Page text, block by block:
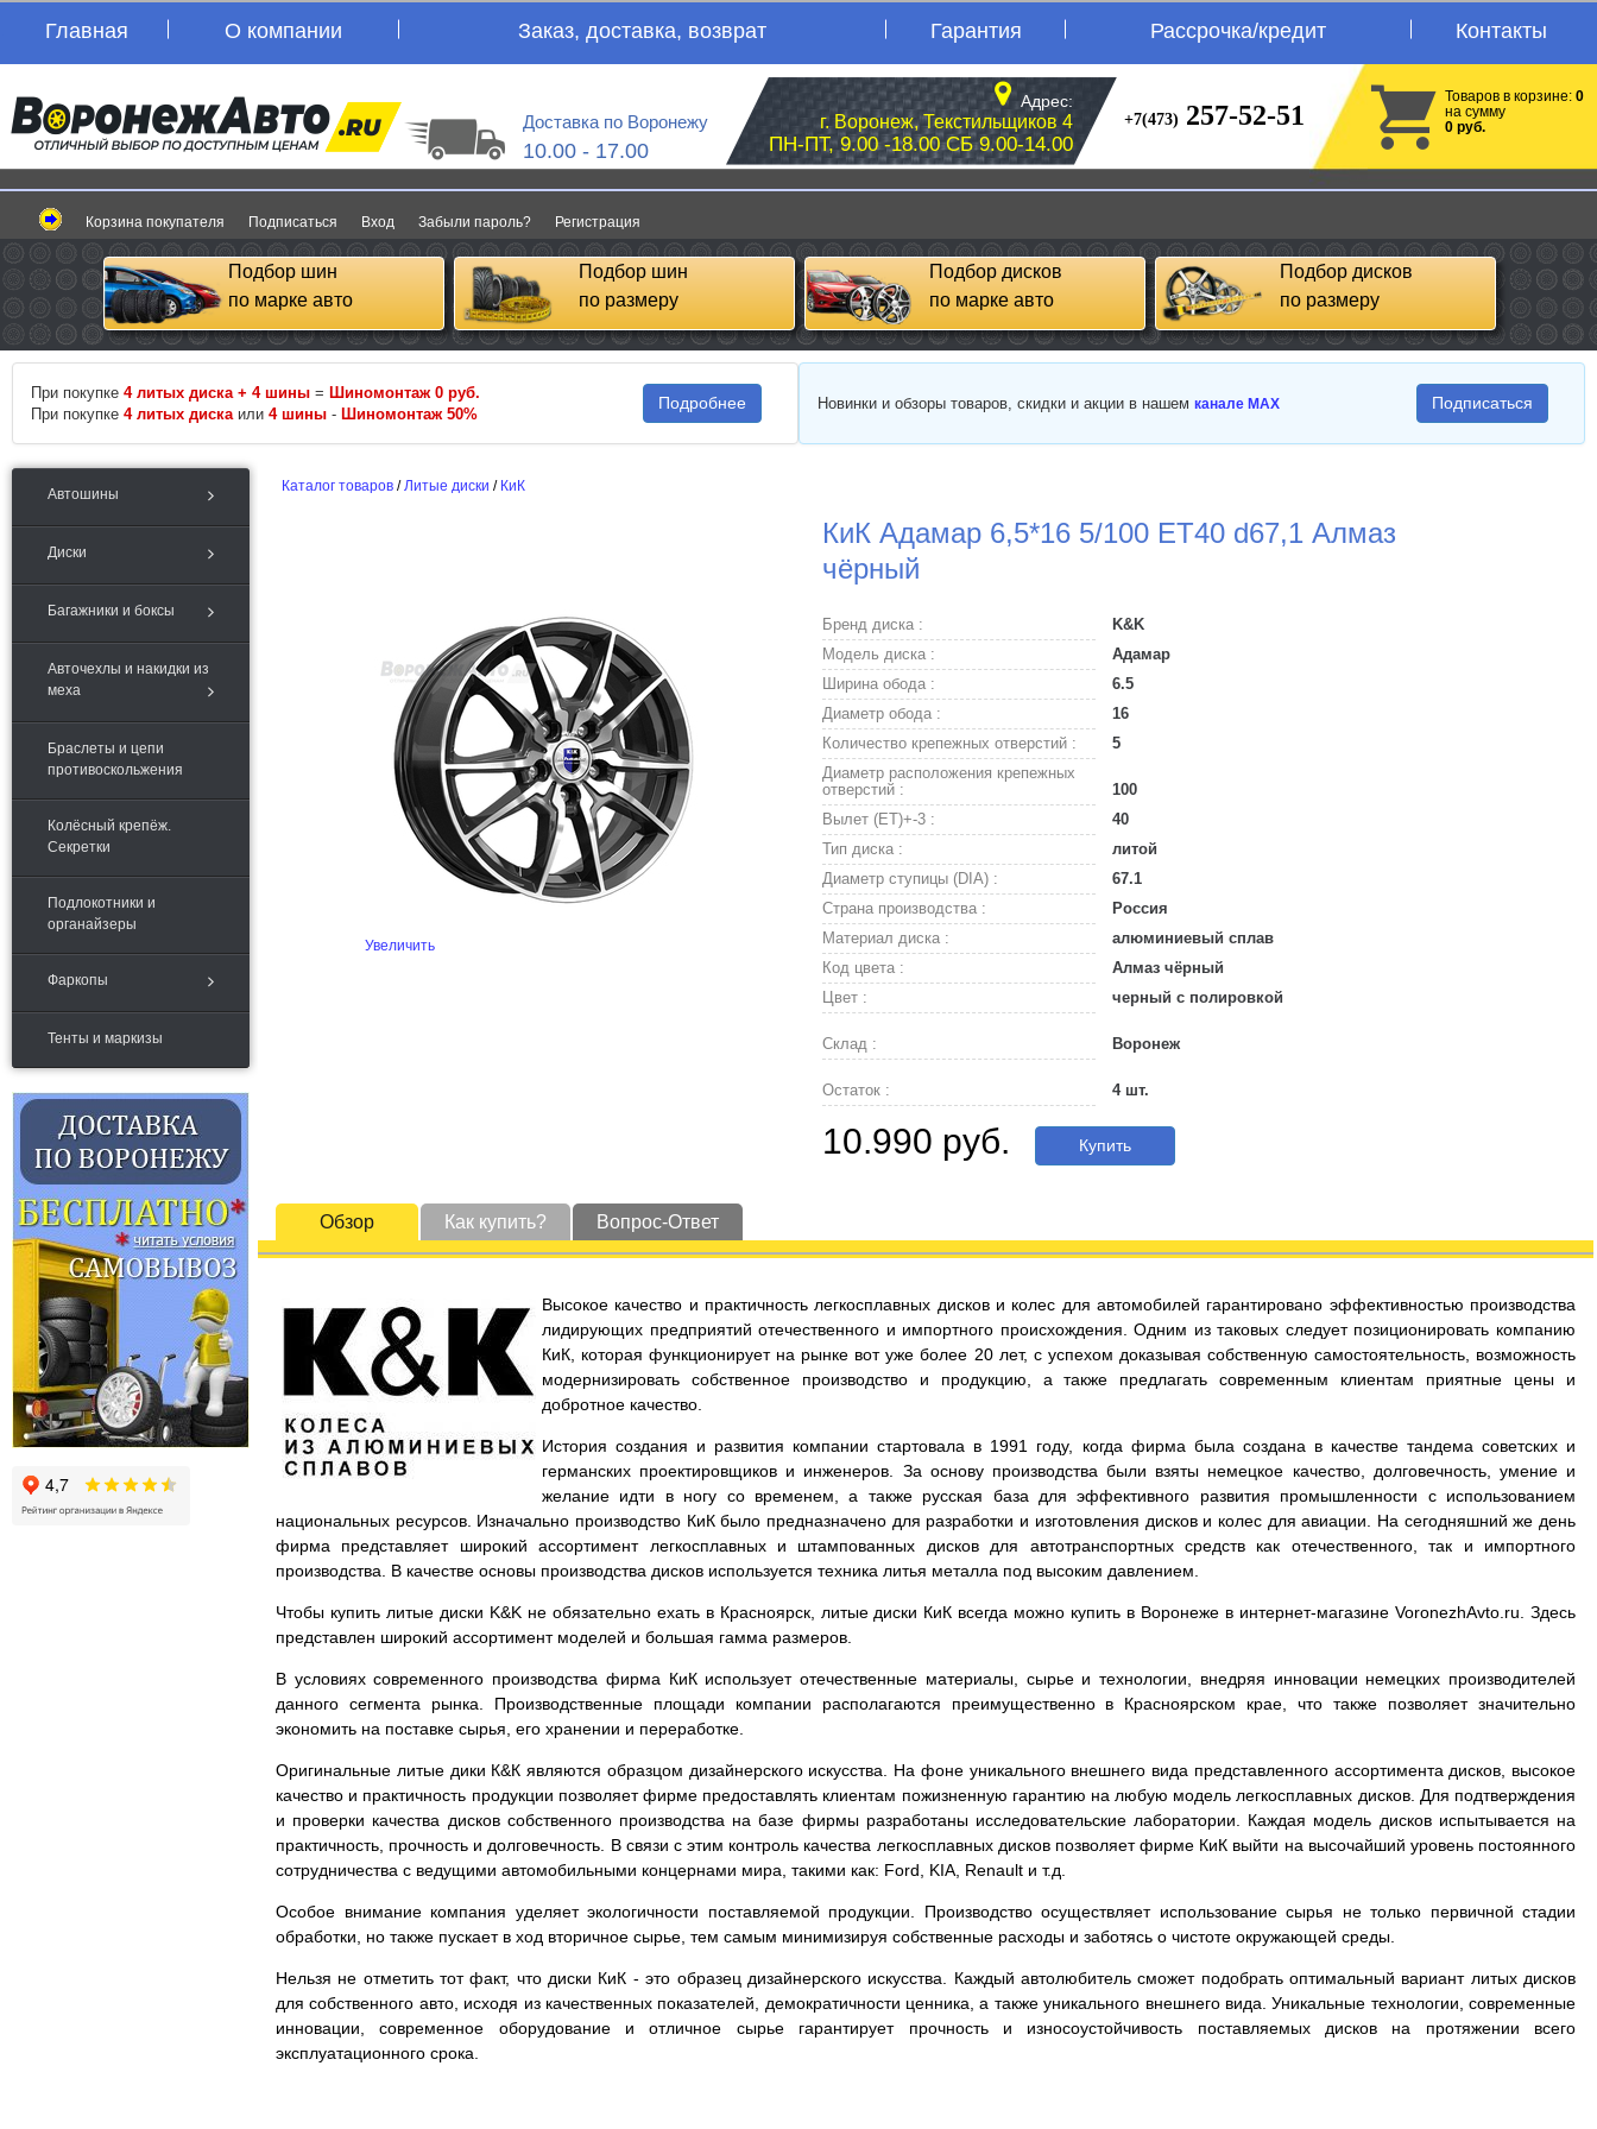
Главная О компании Заказ, доставка, возврат Гарантия Рассрочка/кредит Контакты
Доставка по Воронежу
10.00 - 17.00
Адрес:
г. Воронеж, Текстильщиков 4
ПН-ПТ, 9.00 -18.00 СБ 9.00-14.00
+7(473) 257-52-51
Товаров в корзине: 0
на сумму
0 руб.
Корзина покупателя Подписаться Вход Забыли пароль? Регистрация
Подбор шин
по марке авто
Подбор шин
по размеру
Подбор дисков
по марке авто
Подбор дисков
по размеру
При покупке 4 литых диска + 4 шины = Шиномонтаж 0 руб.
При покупке 4 литых диска или 4 шины - Шиномонтаж 50%
Подробнее Новинки и обзоры товаров, скидки и акции в нашем канале MAX Подписаться
Автошины
Диски
Багажники и боксы
Авточехлы и накидки из
меха
Браслеты и цепи
противоскольжения
Колёсный крепёж.
Секретки
Подлокотники и
органайзеры
Фаркопы
Тенты и маркизы
Каталог товаров /Литые диски / КиК
КиК Адамар 6,5*16 5/100 ET40 d67,1 Алмаз
чёрный
Увеличить
Бренд диска :
K&K
Модель диска :
Адамар
Ширина обода :
6.5
Диаметр обода :
16
Количество крепежных отверстий :
5
Диаметр расположения крепежных
отверстий :
100
Вылет (ET)+-3 :
40
Тип диска :
литой
Диаметр ступицы (DIA) :
67.1
Страна производства :
Россия
Материал диска :
алюминиевый сплав
Код цвета :
Алмаз чёрный
Цвет :
черный с полировкой
Склад : Воронеж
Остаток : 4 шт.
10.990 руб. Купить
Обзор Как купить? Вопрос-Ответ
Высокое качество и практичность легкосплавных дисков и колес для автомобилей гарантировано эффективностью производства
лидирующих предприятий отечественного и импортного происхождения. Одним из таковых следует позиционировать компанию
КиК, которая функционирует на рынке вот уже более 20 лет, с успехом доказывая собственную самостоятельность, возможность
модернизировать собственное производство и продукцию, а также предлагать современным клиентам приятные цены и
добротное качество.
История создания и развития компании стартовала в 1991 году, когда фирма была создана в качестве тандема советских и
германских проектировщиков и инженеров. За основу производства были взяты немецкое качество, долговечность, умение и
желание идти в ногу со временем, а также русская база для эффективного развития промышленности с использованием
национальных ресурсов. Изначально производство КиК было предназначено для разработки и изготовления дисков и колес для авиации. На сегодняшний же день
фирма представляет широкий ассортимент легкосплавных и штампованных дисков для автотранспортных средств как отечественного, так и импортного
производства. В качестве основы производства дисков используется техника литья металла под высоким давлением.
Чтобы купить литые диски K&K не обязательно ехать в Красноярск, литые диски КиК всегда можно купить в Воронеже в интернет-магазине VoronezhAvto.ru. Здесь
представлен широкий ассортимент моделей и большая гамма размеров.
В условиях современного производства фирма КиК использует отечественные материалы, сырье и технологии, внедряя инновации немецких производителей
данного сегмента рынка. Производственные площади компании располагаются преимущественно в Красноярском крае, что также позволяет значительно
экономить на поставке сырья, его хранении и переработке.
Оригинальные литые дики К&К являются образцом дизайнерского искусства. На фоне уникального внешнего вида представленного ассортимента дисков, высокое
качество и практичность продукции позволяет фирме предоставлять клиентам пожизненную гарантию на любую модель легкосплавных дисков. Для подтверждения
и проверки качества дисков собственного производства на базе фирмы разработаны исследовательские лаборатории. Каждая модель дисков испытывается на
практичность, прочность и долговечность. В связи с этим контроль качества легкосплавных дисков позволяет фирме КиК выйти на высочайший уровень постоянного
сотрудничества с ведущими автомобильными концернами мира, такими как: Ford, KIA, Renault и т.д.
Особое внимание компания уделяет экологичности поставляемой продукции. Производство осуществляет использование сырья не только первичной стадии
обработки, но также пускает в ход вторичное сырье, тем самым минимизируя собственные расходы и заботясь о чистоте окружающей среды.
Нельзя не отметить тот факт, что диски КиК - это образец дизайнерского искусства. Каждый автолюбитель сможет подобрать оптимальный вариант литых дисков
для собственного авто, исходя из качественных показателей, демократичности ценника, а также уникального внешнего вида. Уникальные технологии, современные
инновации, современное оборудование и отличное сырье гарантирует прочность и износоустойчивость поставляемых дисков на протяжении всего
эксплуатационного срока.